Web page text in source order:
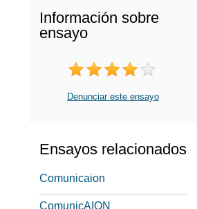
Información sobre
ensayo
Denunciar este ensayo
Ensayos relacionados
Comunicaion
ComunicAION